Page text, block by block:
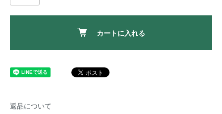
カートに入れる
返品について